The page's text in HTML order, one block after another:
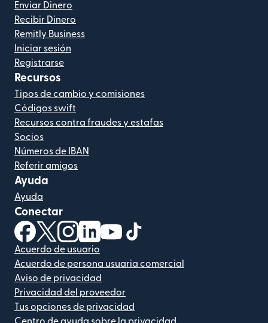
Enviar Dinero
Recibir Dinero
Remitly Business
Iniciar sesión
Registrarse
Recursos
Tipos de cambio y comisiones
Códigos swift
Recursos contra fraudes y estafas
Socios
Números de IBAN
Referir amigos
Ayuda
Ayuda
Conectar
(se abre en una ventana nueva)
(se abre en una ventana nueva)
(se abre en una ventana nueva)
(se abre en una ventana nueva)
(se abre en una ventana nueva)
Acuerdo de usuario
Acuerdo de persona usuaria comercial
Aviso de privacidad
Privacidad del proveedor
Tus opciones de privacidad